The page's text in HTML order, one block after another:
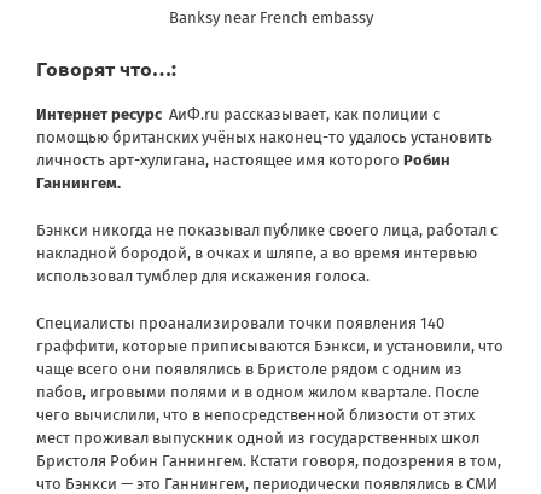
Banksy near French embassy
Говорят что…:
Интернет ресурс АиФ.ru рассказывает, как полиции с
помощью британских учёных наконец-то удалось установить
личность арт-хулигана, настоящее имя которого Робин
Ганнингем.
Бэнкси никогда не показывал публике своего лица, работал с
накладной бородой, в очках и шляпе, а во время интервью
использовал тумблер для искажения голоса.
Специалисты проанализировали точки появления 140
граффити, которые приписываются Бэнкси, и установили, что
чаще всего они появлялись в Бристоле рядом с одним из
пабов, игровыми полями и в одном жилом квартале. После
чего вычислили, что в непосредственной близости от этих
мест проживал выпускник одной из государственных школ
Бристоля Робин Ганнингем. Кстати говоря, подозрения в том,
что Бэнкси — это Ганнингем, периодически появлялись в СМИ